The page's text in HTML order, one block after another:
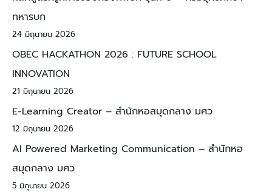
ทหารบก
24 มิถุนายน 2026
OBEC HACKATHON 2026 : FUTURE SCHOOL
INNOVATION
21 มิถุนายน 2026
E-Learning Creator – สำนักหอสมุดกลาง มศว
12 มิถุนายน 2026
AI Powered Marketing Communication – สำนักหอ
สมุดกลาง มศว
5 มิถุนายน 2026